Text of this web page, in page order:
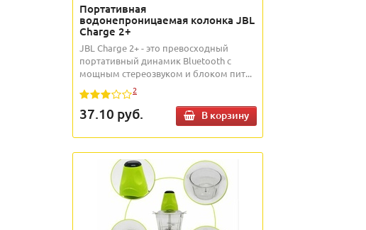
Портативная
водонепроницаемая колонка JBL
Charge 2+
JBL Charge 2+ - это превосходный
портативный динамик Bluetooth с
мощным стереозвуком и блоком пит...
2
37.10 руб. В корзину